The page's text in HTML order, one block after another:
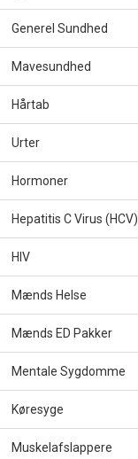
Generel Sundhed
Mavesundhed
Hårtab
Urter
Hormoner
Hepatitis C Virus (HCV)
HIV
Mænds Helse
Mænds ED Pakker
Mentale Sygdomme
Køresyge
Muskelafslappere